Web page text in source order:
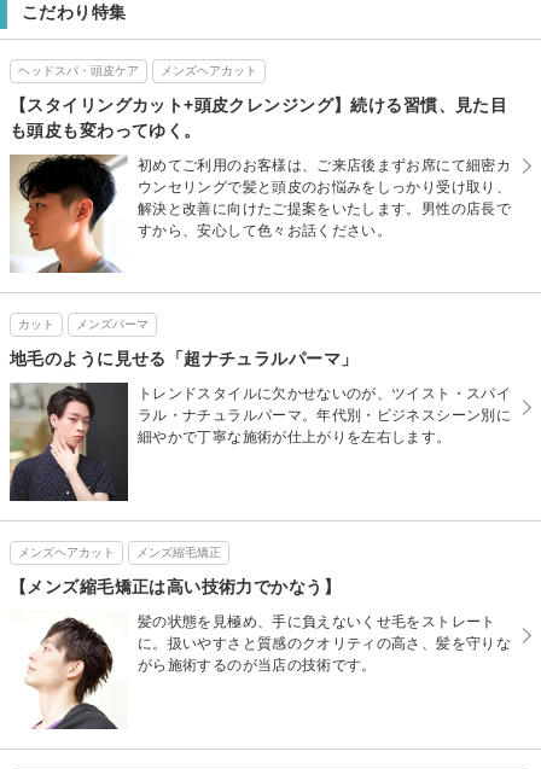
こだわり特集
ヘッドスパ・頭皮ケア メンズヘアカット
【スタイリングカット+頭皮クレンジング】続ける習慣、見た目
も頭皮も変わってゆく。
初めてご利用のお客様は、ご来店後まずお席にて細密カ
ウンセリングで髪と頭皮のお悩みをしっかり受け取り、
解決と改善に向けたご提案をいたします。男性の店長で
すから、安心して色々お話ください。
カット メンズパーマ
地毛のように見せる「超ナチュラルパーマ」
トレンドスタイルに欠かせないのが、ツイスト・スパイ
ラル・ナチュラルパーマ。年代別・ビジネスシーン別に
細やかで丁寧な施術が仕上がりを左右します。
メンズヘアカット メンズ縮毛矯正
【メンズ縮毛矯正は高い技術力でかなう】
髪の状態を見極め、手に負えないくせ毛をストレート
に。扱いやすさと質感のクオリティの高さ、髪を守りな
がら施術するのが当店の技術です。